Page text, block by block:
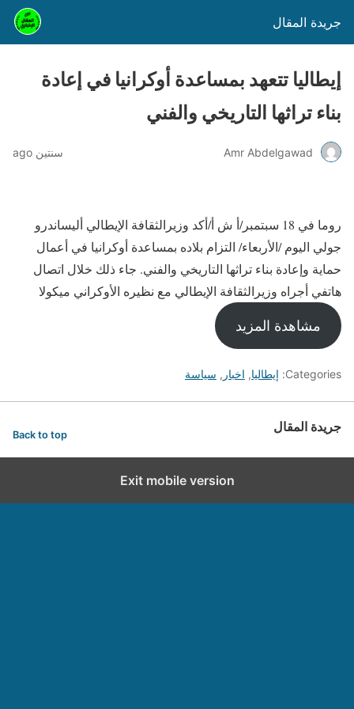
جريدة المقال
إيطاليا تتعهد بمساعدة أوكرانيا في إعادة
بناء تراثها التاريخي والفني
Amr Abdelgawad سنتين ago
روما في 18 سبتمبر/أ ش أ/أكد وزيرالثقافة الإيطالي أليساندرو
جولي اليوم /الأربعاء/ التزام بلاده بمساعدة أوكرانيا في أعمال
حماية وإعادة بناء تراثها التاريخي والفني. جاء ذلك خلال اتصال
هاتفي أجراه وزيرالثقافة الإيطالي مع نظيره الأوكراني ميكولا
مشاهدة المزيد
Categories: إيطاليا, اخبار , سياسة
جريدة المقال Back to top
Exit mobile version